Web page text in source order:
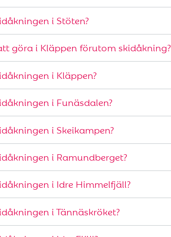
i Stöten?
göra i Kläppen förutom skidåkning?
i Kläppen?
i Funäsdalen?
i Skeikampen?
i Ramundberget?
i Idre Himmelfjäll?
i Tännäskröket?